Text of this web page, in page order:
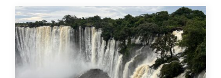
hayas encontrado con que…